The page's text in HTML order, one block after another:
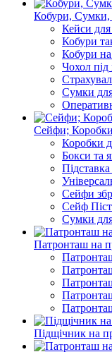
Кобури, Сумки,
Кейси для
Кобури
Кобури
Чохол
Сумки для
Сейфи;
Коробки
Бокси та
Сейфи
Сейф
Сумки
Патронташ на
Підщічник на